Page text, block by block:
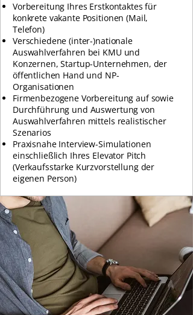
Vorbereitung Ihres Erstkontaktes für
konkrete vakante Positionen (Mail,
Telefon)
Verschiedene (inter-)nationale
Auswahlverfahren bei KMU und
Konzernen, Startup-Unternehmen, der
öffentlichen Hand und NP-
Organisationen
Firmenbezogene Vorbereitung auf sowie
Durchführung und Auswertung von
Auswahlverfahren mittels realistischer
Szenarios
Praxisnahe Interview-Simulationen
einschließlich Ihres Elevator Pitch
(Verkaufsstarke Kurzvorstellung der
eigenen Person)